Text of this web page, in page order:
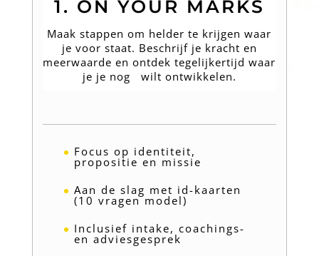
1. ON YOUR MARKS
Maak stappen om helder te krijgen waar
je voor staat. Beschrijf je kracht en
meerwaarde en ontdek tegelijkertijd waar
je je nog wilt ontwikkelen.
Focus op identiteit,
propositie en missie
Aan de slag met id-kaarten
(10 vragen model)
Inclusief intake, coachings-
en adviesgesprek